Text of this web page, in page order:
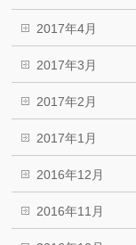
2017年4月
2017年3月
2017年2月
2017年1月
2016年12月
2016年11月